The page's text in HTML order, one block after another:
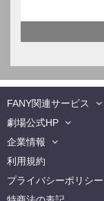
FANY関連サービス
劇場公式HP
企業情報
利用規約
プライバシーポリシー